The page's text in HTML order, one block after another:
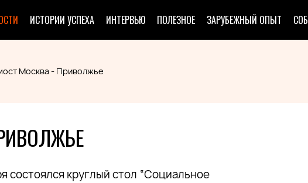
ИСТОРИИ УСПЕХА ИНТЕРВЬЮ ПОЛЕЗНОЕ ЗАРУБЕЖНЫЙ ОПЫТ
Москва - Приволжье
состоялся круглый стол “Социальное